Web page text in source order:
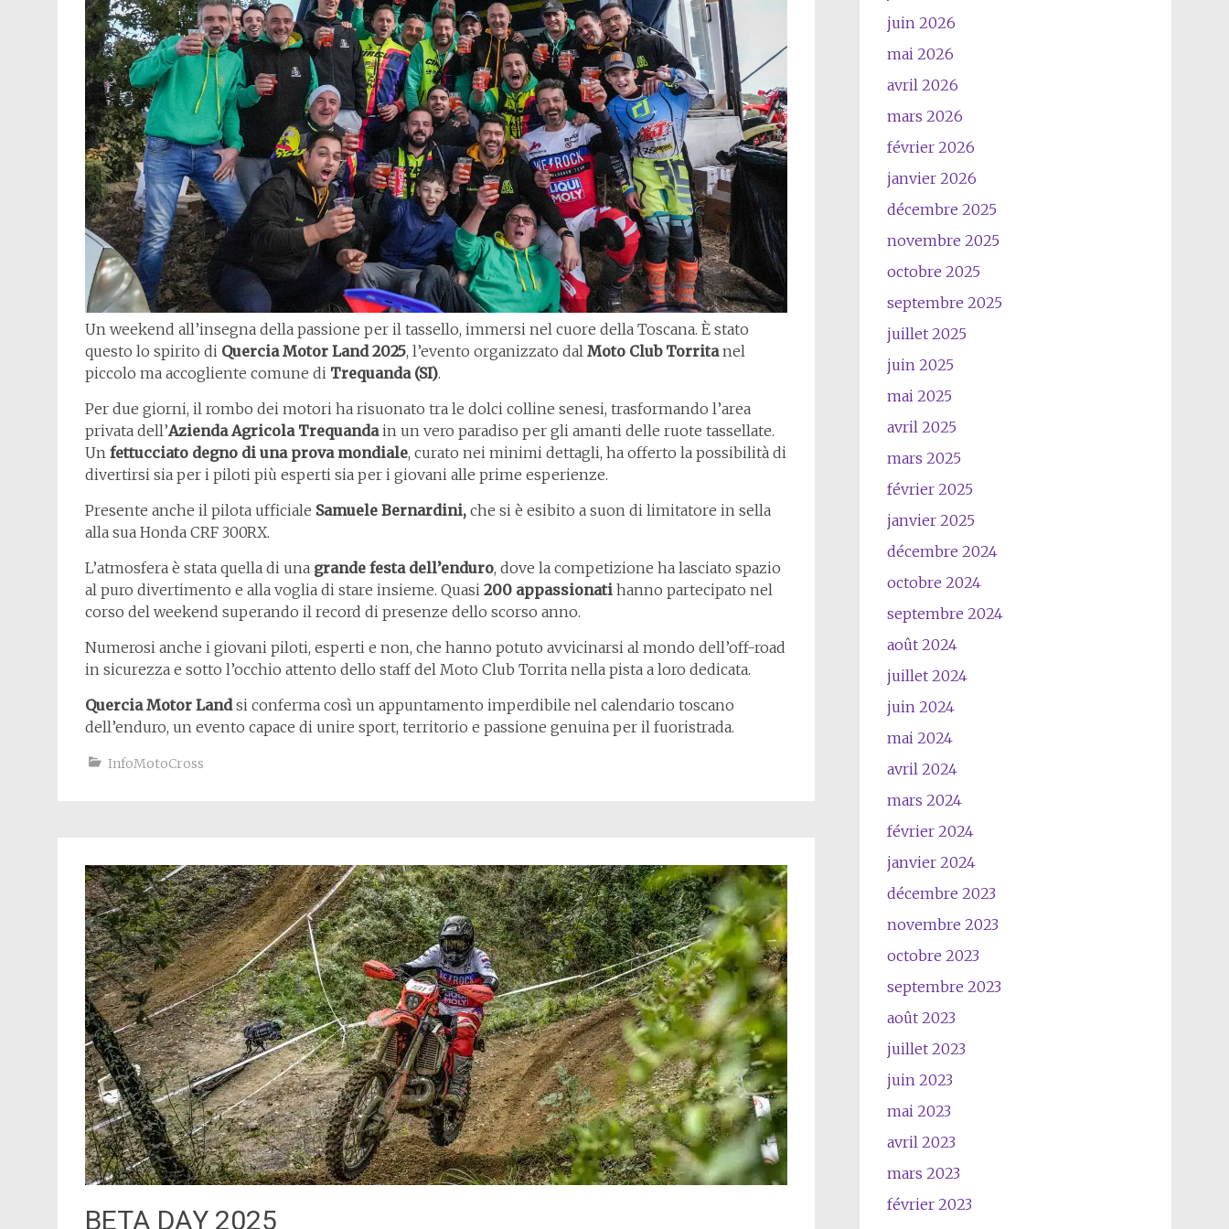
Un weekend all’insegna della passione per il tassello, immersi nel cuore della Toscana. È stato
questo lo spirito di Quercia Motor Land 2025, l’evento organizzato dal Moto Club Torritanel
piccolo ma accogliente comune di Trequanda (SI).
Per due giorni, il rombo dei motori ha risuonato tra le dolci colline senesi, trasformando l’area
privata dell’Azienda Agricola Trequandain un vero paradiso per gli amanti delle ruote tassellate.
Un fettucciato degno di una prova mondiale, curato nei minimi dettagli, ha offerto la possibilità di
divertirsi sia per i piloti più esperti sia per i giovani alle prime esperienze.
Presente anche il pilota ufficiale Samuele Bernardini, che si è esibito a suon di limitatore in sella
alla sua Honda CRF 300RX.
L’atmosfera è stata quella di una grande festa dell’enduro, dove la competizione ha lasciato spazio
al puro divertimento e alla voglia di stare insieme. Quasi 200 appassionati hanno partecipato nel
corso del weekend superando il record di presenze dello scorso anno.
Numerosi anche i giovani piloti, esperti e non, che hanno potuto avvicinarsi al mondo dell’off-road
in sicurezza e sotto l’occhio attento dello staff del Moto Club Torrita nella pista a loro dedicata.
Quercia Motor Landsi conferma così un appuntamento imperdibile nel calendario toscano
dell’enduro, un evento capace di unire sport, territorio e passione genuina per il fuoristrada.
InfoMotoCross
BETA DAY 2025
juin 2026
mai 2026
avril 2026
mars 2026
février 2026
janvier 2026
décembre 2025
novembre 2025
octobre 2025
septembre 2025
juillet 2025
juin 2025
mai 2025
avril 2025
mars 2025
février 2025
janvier 2025
décembre 2024
octobre 2024
septembre 2024
août 2024
juillet 2024
juin 2024
mai 2024
avril 2024
mars 2024
février 2024
janvier 2024
décembre 2023
novembre 2023
octobre 2023
septembre 2023
août 2023
juillet 2023
juin 2023
mai 2023
avril 2023
mars 2023
février 2023